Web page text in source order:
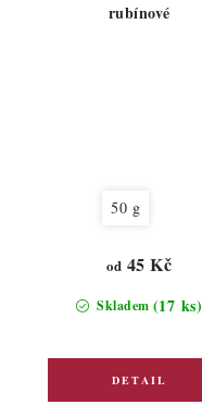
rubínové
50 g
Skladem (17 ks)
od 45 Kč